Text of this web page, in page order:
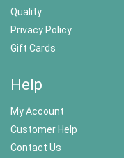
Quality
Privacy Policy
Gift Cards
Help
My Account
Customer Help
Contact Us